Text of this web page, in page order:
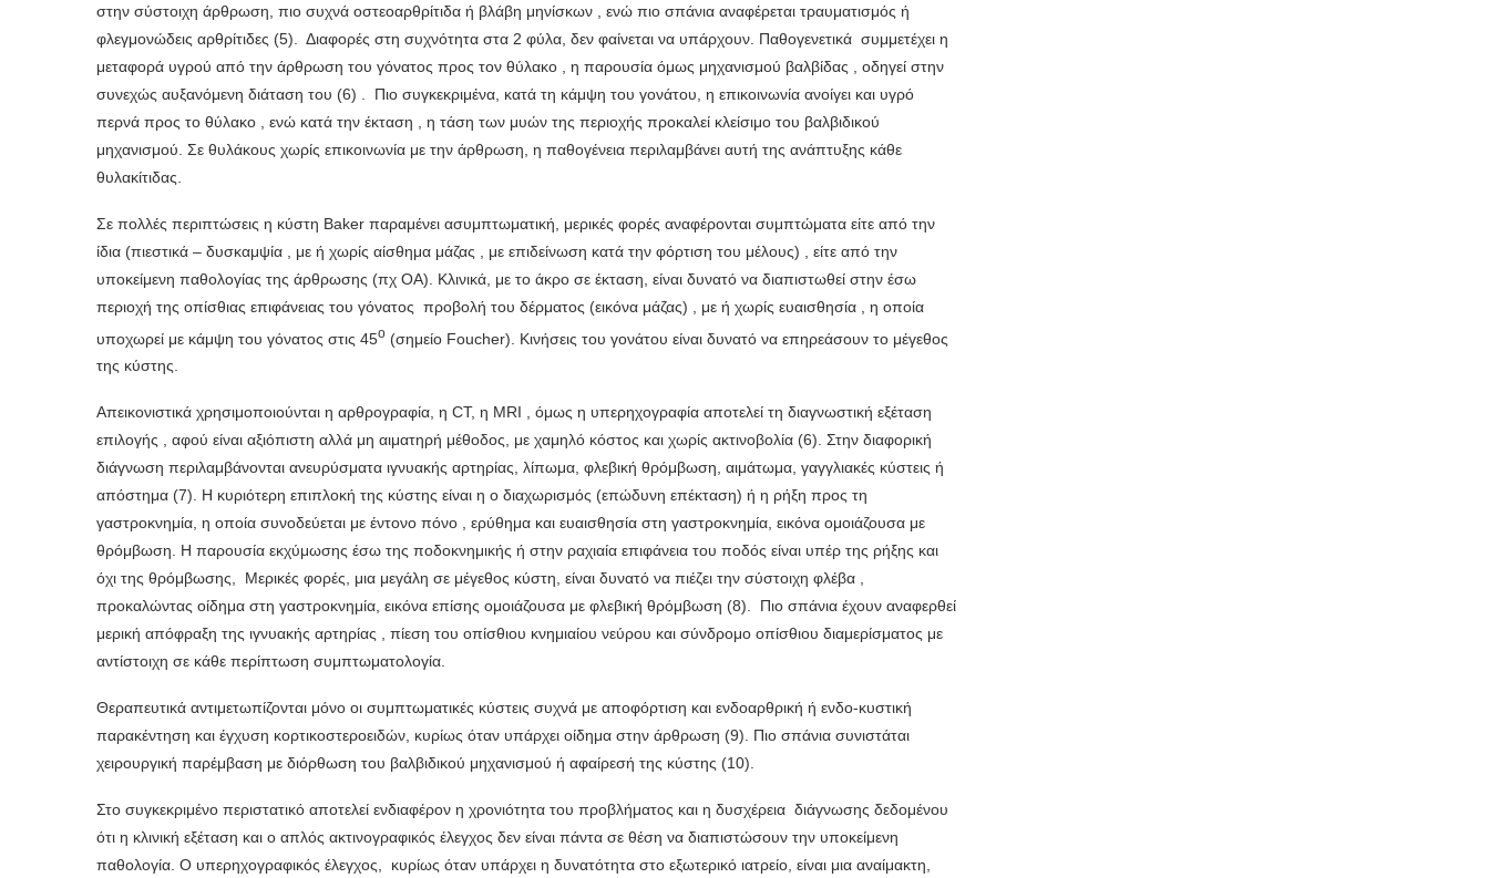
στην σύστοιχη άρθρωση, πιο συχνά οστεοαρθρίτιδα ή βλάβη μηνίσκων , ενώ πιο σπάνια αναφέρεται τραυματισμός ή
φλεγμονώδεις αρθρίτιδες (5). Διαφορές στη συχνότητα στα 2 φύλα, δεν φαίνεται να υπάρχουν. Παθογενετικά συμμετέχει η
μεταφορά υγρού από την άρθρωση του γόνατος προς τον θύλακο , η παρουσία όμως μηχανισμού βαλβίδας , οδηγεί στην
συνεχώς αυξανόμενη διάταση του (6) . Πιο συγκεκριμένα, κατά τη κάμψη του γονάτου, η επικοινωνία ανοίγει και υγρό
περνά προς το θύλακο , ενώ κατά την έκταση , η τάση των μυών της περιοχής προκαλεί κλείσιμο του βαλβιδικού
μηχανισμού. Σε θυλάκους χωρίς επικοινωνία με την άρθρωση, η παθογένεια περιλαμβάνει αυτή της ανάπτυξης κάθε
θυλακίτιδας.
Σε πολλές περιπτώσεις η κύστη Baker παραμένει ασυμπτωματική, μερικές φορές αναφέρονται συμπτώματα είτε από την
ίδια (πιεστικά – δυσκαμψία , με ή χωρίς αίσθημα μάζας , με επιδείνωση κατά την φόρτιση του μέλους) , είτε από την
υποκείμενη παθολογίας της άρθρωσης (πχ ΟΑ). Κλινικά, με το άκρο σε έκταση, είναι δυνατό να διαπιστωθεί στην έσω
περιοχή της οπίσθιας επιφάνειας του γόνατος προβολή του δέρματος (εικόνα μάζας) , με ή χωρίς ευαισθησία , η οποία
υποχωρεί με κάμψη του γόνατος στις 45ο (σημείο Foucher). Κινήσεις του γονάτου είναι δυνατό να επηρεάσουν το μέγεθος
της κύστης.
Απεικονιστικά χρησιμοποιούνται η αρθρογραφία, η CT, η MRI , όμως η υπερηχογραφία αποτελεί τη διαγνωστική εξέταση
επιλογής , αφού είναι αξιόπιστη αλλά μη αιματηρή μέθοδος, με χαμηλό κόστος και χωρίς ακτινοβολία (6). Στην διαφορική
διάγνωση περιλαμβάνονται ανευρύσματα ιγνυακής αρτηρίας, λίπωμα, φλεβική θρόμβωση, αιμάτωμα, γαγγλιακές κύστεις ή
απόστημα (7). Η κυριότερη επιπλοκή της κύστης είναι η ο διαχωρισμός (επώδυνη επέκταση) ή η ρήξη προς τη
γαστροκνημία, η οποία συνοδεύεται με έντονο πόνο , ερύθημα και ευαισθησία στη γαστροκνημία, εικόνα ομοιάζουσα με
θρόμβωση. Η παρουσία εκχύμωσης έσω της ποδοκνημικής ή στην ραχιαία επιφάνεια του ποδός είναι υπέρ της ρήξης και
όχι της θρόμβωσης, Μερικές φορές, μια μεγάλη σε μέγεθος κύστη, είναι δυνατό να πιέζει την σύστοιχη φλέβα ,
προκαλώντας οίδημα στη γαστροκνημία, εικόνα επίσης ομοιάζουσα με φλεβική θρόμβωση (8). Πιο σπάνια έχουν αναφερθεί
μερική απόφραξη της ιγνυακής αρτηρίας , πίεση του οπίσθιου κνημιαίου νεύρου και σύνδρομο οπίσθιου διαμερίσματος με
αντίστοιχη σε κάθε περίπτωση συμπτωματολογία.
Θεραπευτικά αντιμετωπίζονται μόνο οι συμπτωματικές κύστεις συχνά με αποφόρτιση και ενδοαρθρική ή ενδο-κυστική
παρακέντηση και έγχυση κορτικοστεροειδών, κυρίως όταν υπάρχει οίδημα στην άρθρωση (9). Πιο σπάνια συνιστάται
χειρουργική παρέμβαση με διόρθωση του βαλβιδικού μηχανισμού ή αφαίρεσή της κύστης (10).
Στο συγκεκριμένο περιστατικό αποτελεί ενδιαφέρον η χρονιότητα του προβλήματος και η δυσχέρεια διάγνωσης δεδομένου
ότι η κλινική εξέταση και ο απλός ακτινογραφικός έλεγχος δεν είναι πάντα σε θέση να διαπιστώσουν την υποκείμενη
παθολογία. Ο υπερηχογραφικός έλεγχος, κυρίως όταν υπάρχει η δυνατότητα στο εξωτερικό ιατρείο, είναι μια αναίμακτη,